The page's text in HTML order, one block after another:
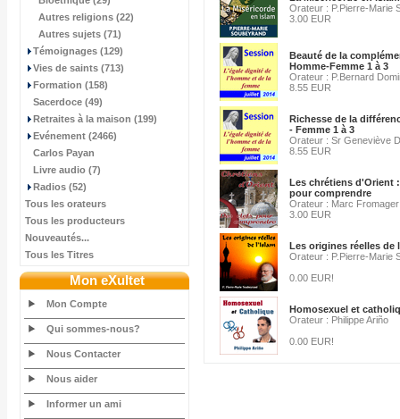
Autres religions (22)
Autres sujets (71)
Témoignages (129)
Vies de saints (713)
Formation (158)
Sacerdoce (49)
Retraites à la maison (199)
Evénement (2466)
Carlos Payan
Livre audio (7)
Radios (52)
Tous les orateurs
Tous les producteurs
Nouveautés...
Tous les Titres
Mon eXultet
Mon Compte
Qui sommes-nous?
Nous Contacter
Nous aider
Informer un ami
Orateur : P.Pierre-Marie
3.00 EUR
Beauté de la
Homme-Femme 1 à 3
Orateur : P.Bernard
8.55 EUR
Richesse de la
- Femme 1 à 3
Orateur : Sr Geneviève
8.55 EUR
Les chrétiens d'Orient
pour comprendre
Orateur : Marc Fromager
3.00 EUR
Les origines réelles de
Orateur : P.Pierre-Marie
0.00 EUR!
Homosexuel et
Orateur : Philippe Ariño
0.00 EUR!